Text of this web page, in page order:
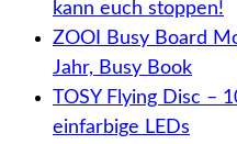
kann euch stoppen!
ZOOI Busy Board
Jahr, Busy Book
TOSY Flying Disc –
einfarbige LEDs